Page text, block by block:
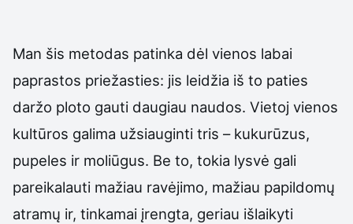
Man šis metodas patinka dėl vienos labai
paprastos priežasties: jis leidžia iš to paties
daržo ploto gauti daugiau naudos. Vietoj vienos
kultūros galima užsiauginti tris – kukurūzus,
pupeles ir moliūgus. Be to, tokia lysvė gali
pareikalauti mažiau ravėjimo, mažiau papildomų
atramų ir, tinkamai įrengta, geriau išlaikyti